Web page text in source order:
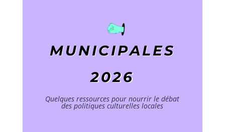
MUNICIPALES
2026
Quelques ressources pour nourrir le débat
des politiques culturelles locales